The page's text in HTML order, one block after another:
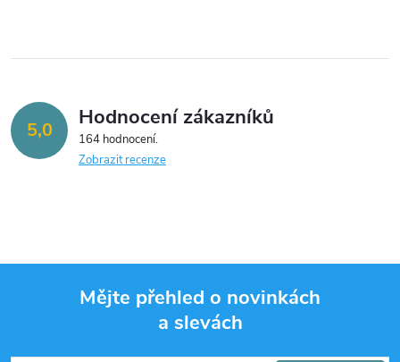
5,0 Hodnocení zákazníků
164 hodnocení
Zobrazit recenze
Mějte přehled o novinkách
a slevách